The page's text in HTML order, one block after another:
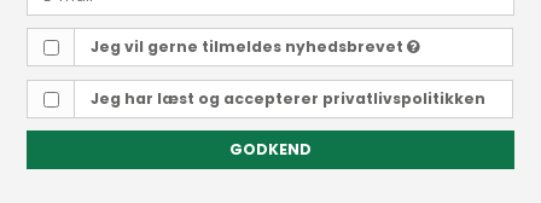
Jeg vil gerne tilmeldes nyhedsbrevet
Jeg har læst og accepterer privatlivspolitikken
GODKEND